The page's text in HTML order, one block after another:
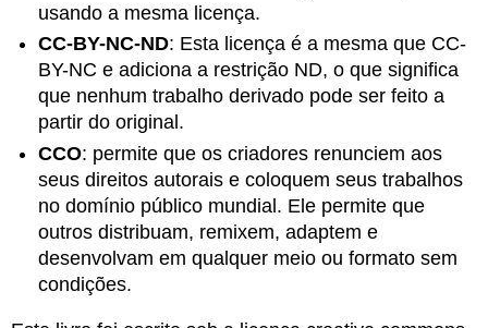
usando a mesma licença.
CC-BY-NC-ND: Esta licença é a mesma que CC-
BY-NC e adiciona a restrição ND, o que significa
que nenhum trabalho derivado pode ser feito a
partir do original.
CCO: permite que os criadores renunciem aos
seus direitos autorais e coloquem seus trabalhos
no domínio público mundial. Ele permite que
outros distribuam, remixem, adaptem e
desenvolvam em qualquer meio ou formato sem
condições.